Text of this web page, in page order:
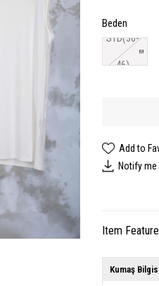
Beden
STD(36-
46)
Add to
Notify
Item
Kumaş